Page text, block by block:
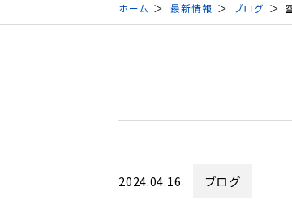
ホーム 最新情報 ブログ
2024.04.16 ブログ